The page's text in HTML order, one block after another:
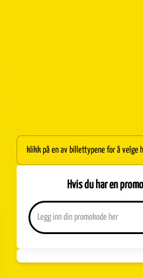
klikk på en av billettypene for å velge
Hvis du har en